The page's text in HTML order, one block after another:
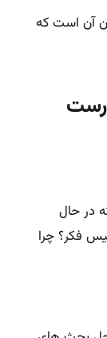
آن است که
در حال
فکر؟ چرا